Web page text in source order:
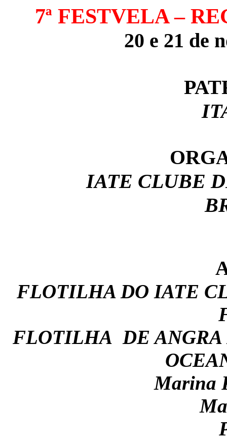
7ª FESTVELA –
20 e 21 de
IATE CLUBE
FLOTILHA DO IATE
FLOTILHA DE ANGRA
Marina